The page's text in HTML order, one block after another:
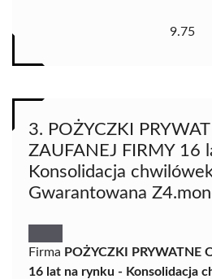
9.75
3. POŻYCZKI
ZAUFANEJ FIRMY 16
Konsolidacja
Gwarantowana
Firma POŻYCZKI PRYWATNE
16 lat na rynku - Konsolidacja